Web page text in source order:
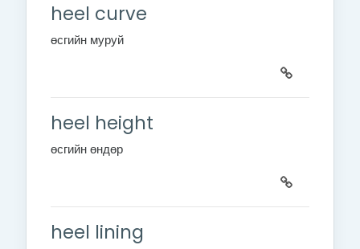
heel curve
өсгийн муруй
heel height
өсгийн өндөр
heel lining